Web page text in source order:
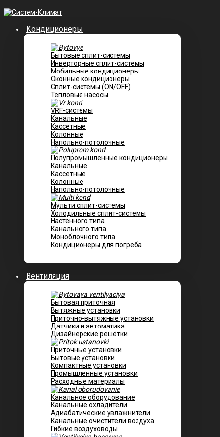
Кондиционеры
Бытовые сплит-системы
Инверторные сплит-системы
Мобильные кондиционеры
Оконные кондиционеры
Сплит-системы (ON/OFF)
Тепловые насосы
VRF-системы
Канальные
Касcетные
Колонные
Напольно-потолочные
Полупромышленные кондиционеры
Канальные
Кассетные
Колонные
Напольно-потолочные
Мульти сплит-системы
Холодильные сплит-системы
Настенного типа
Канального типа
Моноблочного типа
Кондиционеры для погреба
Вентиляция
Бытовая приточная
Вытяжные установки
Приточно-вытяжные установки
Датчики и автоматика
Дизайнерские решётки
Приточные установки
Бытовые установки
Компактные установки
Промышленные установки
Расходные материалы
Канальное оборудование
Канальные охладители
Адиабатические увлажнители
Канальные очистители воздуха
Гибкие воздуховоды